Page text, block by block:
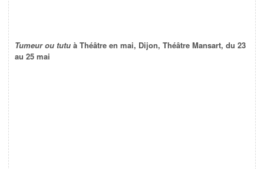
Tumeur ou tutu à Théâtre en mai, Dijon, Théâtre Mansart, du 23
au 25 mai